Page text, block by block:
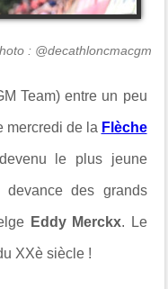
: @decathloncmacgm
Team) entre un peu
mercredi de la Flèche
le plus jeune
des grands
Eddy Merckx. Le
XXè siècle !